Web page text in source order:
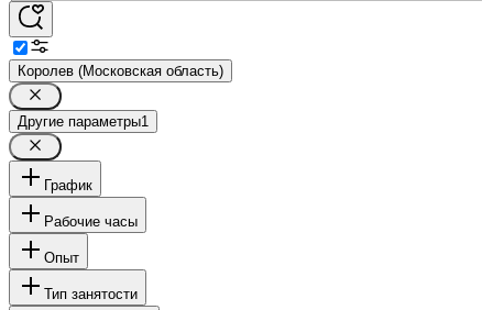
Королев (Московская область)
Другие параметры1
График
Рабочие часы
Опыт
Тип занятости